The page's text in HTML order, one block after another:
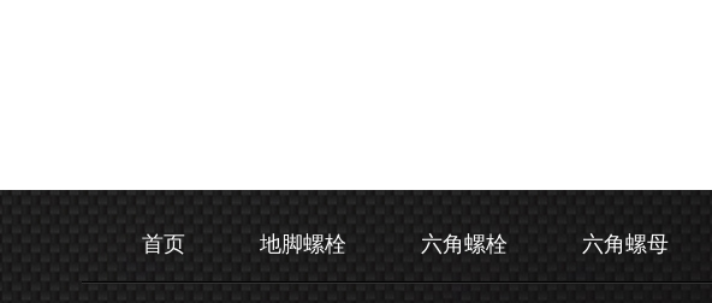
首页 地脚螺栓 六角螺栓 六角螺母